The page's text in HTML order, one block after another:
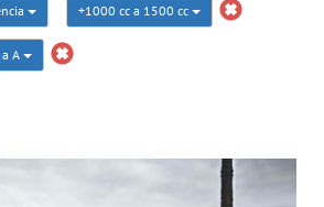
+1000 cc a 1500 cc
A